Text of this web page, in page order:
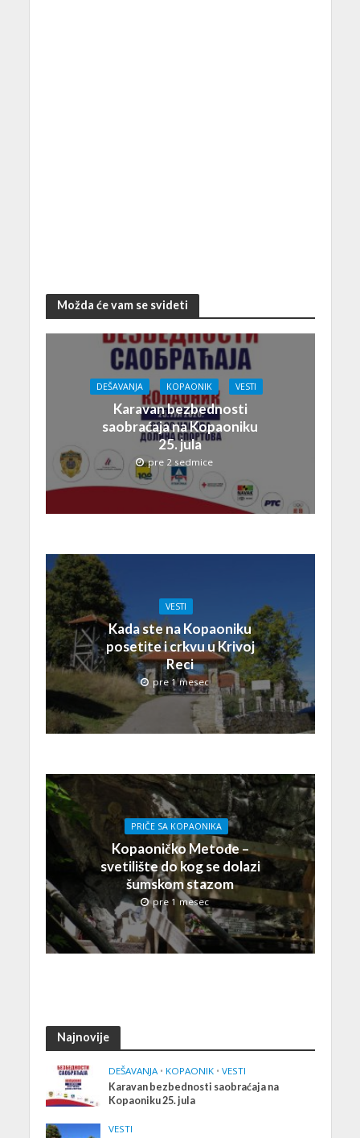
Možda će vam se svideti
DEŠAVANJA KOPAONIK VESTI
Karavan bezbednosti
saobraćaja na Kopaoniku
25. jula
pre 2 sedmice
VESTI
Kada ste na Kopaoniku
posetite i crkvu u Krivoj
Reci
pre 1 mesec
PRIČE SA KOPAONIKA
Kopaoničko Metođe –
svetilište do kog se dolazi
šumskom stazom
pre 1 mesec
Najnovije
DEŠAVANJA • KOPAONIK • VESTI
Karavan bezbednosti saobraćaja na
Kopaoniku 25. jula
VESTI